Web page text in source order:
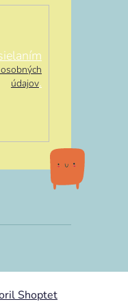
údajov.
Shoptet